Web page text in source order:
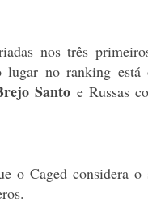
nos três
lugar no ranking
Santo e Russas
o Caged considera